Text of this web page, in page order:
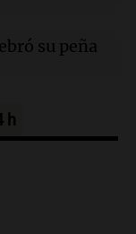
su peña
Mendoza:
h